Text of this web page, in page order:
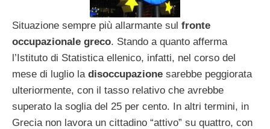
Situazione sempre più allarmante sul fronte
occupazionale greco. Stando a quanto afferma
l’Istituto di Statistica ellenico, infatti, nel corso del
mese di luglio la disoccupazione sarebbe peggiorata
ulteriormente, con il tasso relativo che avrebbe
superato la soglia del 25 per cento. In altri termini, in
Grecia non lavora un cittadino “attivo” su quattro, con